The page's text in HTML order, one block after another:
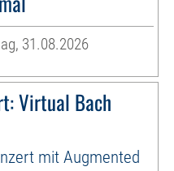
31.08.2026
Virtual Bach
mit Augmented